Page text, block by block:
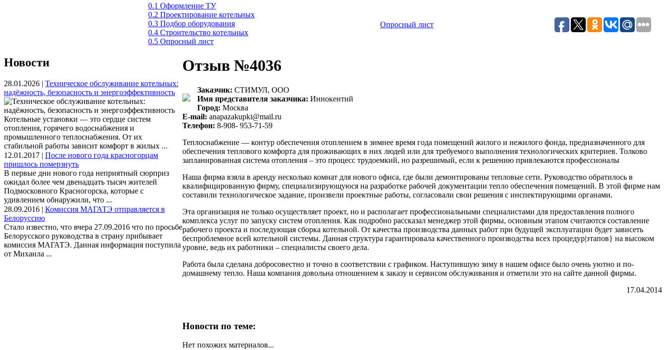
0.1 Оформление ТУ
0.2 Проектирование котельных
0.3 Подбор оборудования
0.4 Строительство котельных
0.5 Опросный лист
Опросный лист
Новости
28.01.2026 | Техническое обслуживание котельных:
надёжность, безопасность и энергоэффективность
Котельные установки — это сердце систем
отопления, горячего водоснабжения и
промышленного теплоснабжения. От их
стабильной работы зависит комфорт в жилых ...
12.01.2017 | После нового года красногорцам
пришлось померзнуть
В первые дни нового года неприятный сюрприз
ожидал более чем двенадцать тысяч жителей
Подмосковного Красногорска, которые с
удивлением обнаружили, что ...
28.09.2016 | Комиссия МАГАТЭ отправляется в
Белоруссию
Стало известно, что вчера 27.09.2016 что по просьбе
Белорусского руководства в страну прибывает
комиссия МАГАТЭ. Данная информация поступила
от Михаила ...
Отзыв №4036
Заказчик: СТИМУЛ, ООО
Имя представителя заказчика: Иннокентий
Город: Москва
E-mail: anapazakupki@mail.ru
Телефон: 8-908- 953-71-59
Теплоснабжение — контур обеспечения отоплением в зимнее время года помещений жилого и нежилого фонда, предназначенного для
обеспечения теплового комфорта для проживающих в них людей или для требуемого выполнения технологических критериев. Толково
запланированная система отопления – это процесс трудоемкий, но разрешимый, если к решению привлекаются профессионалы
Наша фирма взяла в аренду несколько комнат для нового офиса, где были демонтированы тепловые сети. Руководство обратилось в
квалифицированную фирму, специализирующуюся на разработке рабочей документации тепло обеспечения помещений. В этой фирме нам
составили технологическое задание, произвели проектные работы, согласовали свои решения с инспектирующими органами.
Эта организация не только осуществляет проект, но и располагает профессиональными специалистами для предоставления полного
комплекса услуг по запуску систем отопления. Как подробно рассказал менеджер этой фирмы, основным этапом считаются составление
рабочего проекта и последующая сборка котельной. От качества производства данных работ при будущей эксплуатации будет зависеть
беспроблемное всей котельной системы. Данная структура гарантировала качественного производства всех процедур|этапов} на высоком
уровне, ведь их работники – специалисты своего дела.
Работа была сделана добросовестно и точно в соответствии с графиком. Наступившую зиму в нашем офисе было очень уютно и по-
домашнему тепло. Наша компания довольна отношением к заказу и сервисом обслуживания и отметили это на сайте данной фирмы.
17.04.2014
Новости по теме:
Нет похожих материалов...